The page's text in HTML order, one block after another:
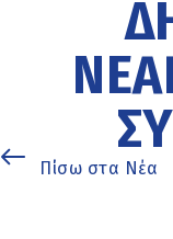
Πίσω στα Νέα